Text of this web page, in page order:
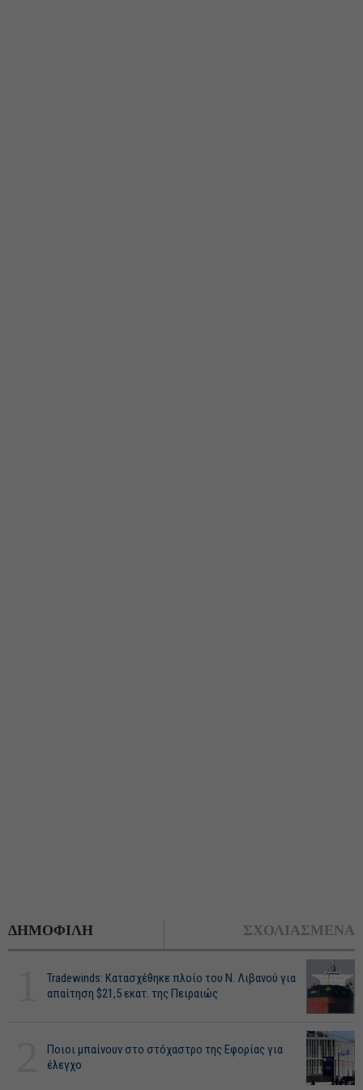
ΔΗΜΟΦΙΛΗ ΣΧΟΛΙΑΣΜΕΝΑ
Tradewinds: Κατασχέθηκε πλοίο του Ν. Λιβανού για
απαίτηση $21,5 εκατ. της Πειραιώς
Ποιοι μπαίνουν στο στόχαστρο της Εφορίας για
έλεγχο